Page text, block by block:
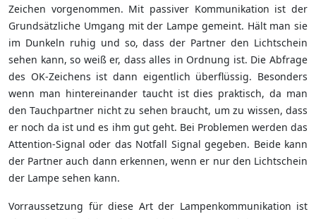
Zeichen vorgenommen. Mit passiver Kommunikation ist der
Grundsätzliche Umgang mit der Lampe gemeint. Hält man sie
im Dunkeln ruhig und so, dass der Partner den Lichtschein
sehen kann, so weiß er, dass alles in Ordnung ist. Die Abfrage
des OK-Zeichens ist dann eigentlich überflüssig. Besonders
wenn man hintereinander taucht ist dies praktisch, da man
den Tauchpartner nicht zu sehen braucht, um zu wissen, dass
er noch da ist und es ihm gut geht. Bei Problemen werden das
Attention-Signal oder das Notfall Signal gegeben. Beide kann
der Partner auch dann erkennen, wenn er nur den Lichtschein
der Lampe sehen kann.
Vorraussetzung für diese Art der Lampenkommunikation ist